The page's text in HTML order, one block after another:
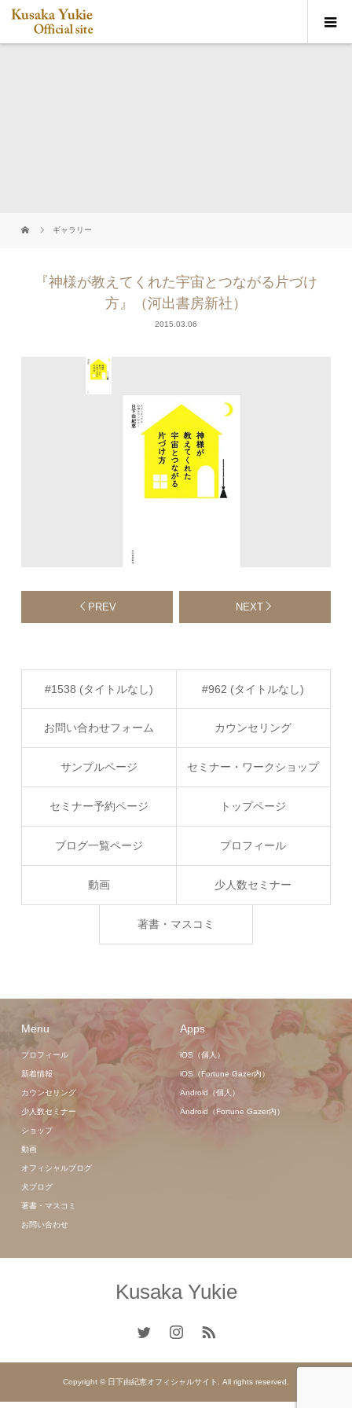
ギャラリー
『神様が教えてくれた宇宙とつながる片づけ
方』（河出書房新社）
2015.03.06
PREV NEXT
#1538 (タイトルなし) #962 (タイトルなし)
お問い合わせフォーム カウンセリング
サンプルページ セミナー・ワークショップ
セミナー予約ページ トップページ
ブログ一覧ページ プロフィール
動画 少人数セミナー
著書・マスコミ
Menu
プロフィール
新着情報
カウンセリング
少人数セミナー
ショップ
動画
オフィシャルブログ
犬ブログ
著書・マスコミ
お問い合わせ
Apps
iOS（個人）
iOS（Fortune Gazer内）
Android（個人）
Android（Fortune Gazer内）
Kusaka Yukie
Copyright © 日下由紀恵オフィシャルサイト. All rights reserved.